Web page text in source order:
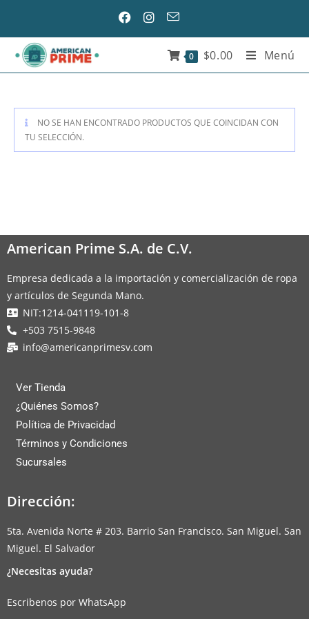
0 $0.00 Menú
NO SE HAN ENCONTRADO PRODUCTOS QUE COINCIDAN CON
TU SELECCIÓN.
American Prime S.A. de C.V.
Empresa dedicada a la importación y comercialización de ropa
y artículos de Segunda Mano.
NIT:1214-041119-101-8
+503 7515-9848
info@americanprimesv.com
Ver Tienda
¿Quiénes Somos?
Política de Privacidad
Términos y Condiciones
Sucursales
Dirección:
5ta. Avenida Norte # 203. Barrio San Francisco. San Miguel. San
Miguel. El Salvador
¿Necesitas ayuda?
Escribenos por WhatsApp